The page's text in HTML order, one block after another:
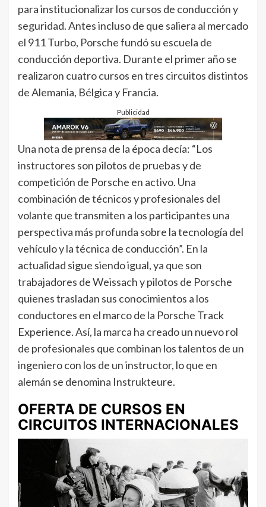
para institucionalizar los cursos de conducción y
seguridad. Antes incluso de que saliera al mercado
el 911 Turbo, Porsche fundó su escuela de
conducción deportiva. Durante el primer año se
realizaron cuatro cursos en tres circuitos distintos
de Alemania, Bélgica y Francia.
Publicidad
Una nota de prensa de la época decía: “Los
instructores son pilotos de pruebas y de
competición de Porsche en activo. Una
combinación de técnicos y profesionales del
volante que transmiten a los participantes una
perspectiva más profunda sobre la tecnología del
vehículo y la técnica de conducción”. En la
actualidad sigue siendo igual, ya que son
trabajadores de Weissach y pilotos de Porsche
quienes trasladan sus conocimientos a los
conductores en el marco de la Porsche Track
Experience. Así, la marca ha creado un nuevo rol
de profesionales que combinan los talentos de un
ingeniero con los de un instructor, lo que en
alemán se denomina Instrukteure.
OFERTA DE CURSOS EN
CIRCUITOS INTERNACIONALES